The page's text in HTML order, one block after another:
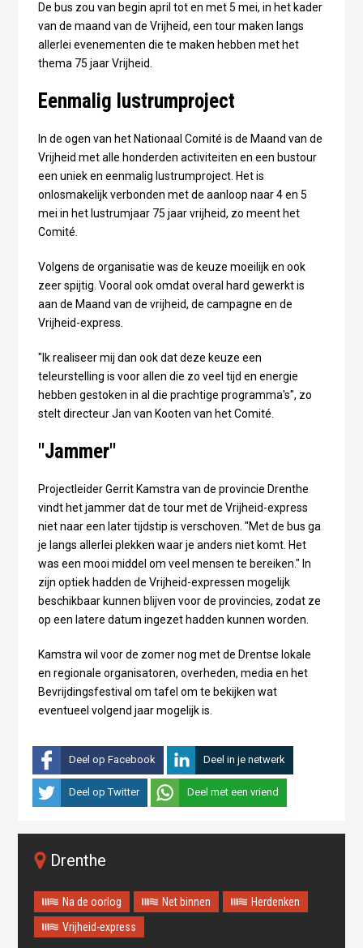
De bus zou van begin april tot en met 5 mei, in het kader
van de maand van de Vrijheid, een tour maken langs
allerlei evenementen die te maken hebben met het
thema 75 jaar Vrijheid.
Eenmalig lustrumproject
In de ogen van het Nationaal Comité is de Maand van de
Vrijheid met alle honderden activiteiten en een bustour
een uniek en eenmalig lustrumproject. Het is
onlosmakelijk verbonden met de aanloop naar 4 en 5
mei in het lustrumjaar 75 jaar vrijheid, zo meent het
Comité.
Volgens de organisatie was de keuze moeilijk en ook
zeer spijtig. Vooral ook omdat overal hard gewerkt is
aan de Maand van de vrijheid, de campagne en de
Vrijheid-express.
"Ik realiseer mij dan ook dat deze keuze een
teleurstelling is voor allen die zo veel tijd en energie
hebben gestoken in al die prachtige programma's", zo
stelt directeur Jan van Kooten van het Comité.
"Jammer"
Projectleider Gerrit Kamstra van de provincie Drenthe
vindt het jammer dat de tour met de Vrijheid-express
niet naar een later tijdstip is verschoven. "Met de bus ga
je langs allerlei plekken waar je anders niet komt. Het
was een mooi middel om veel mensen te bereiken." In
zijn optiek hadden de Vrijheid-expressen mogelijk
beschikbaar kunnen blijven voor de provincies, zodat ze
op een latere datum ingezet hadden kunnen worden.
Kamstra wil voor de zomer nog met de Drentse lokale
en regionale organisatoren, overheden, media en het
Bevrijdingsfestival om tafel om te bekijken wat
eventueel volgend jaar mogelijk is.
Deel op Facebook Deel in je netwerk
Deel op Twitter Deel met een vriend
Drenthe
Na de oorlog Net binnen
Herdenken
Vrijheid-express